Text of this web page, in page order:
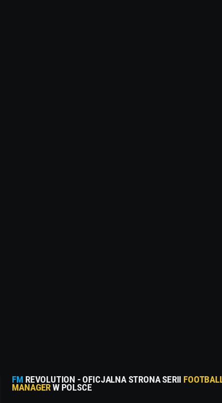
FM REVOLUTION - OFICJALNA STRONA SERII
MANAGERW POLSCE